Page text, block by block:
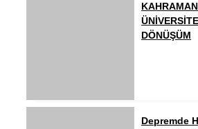
DÖNÜŞÜM
Depremde